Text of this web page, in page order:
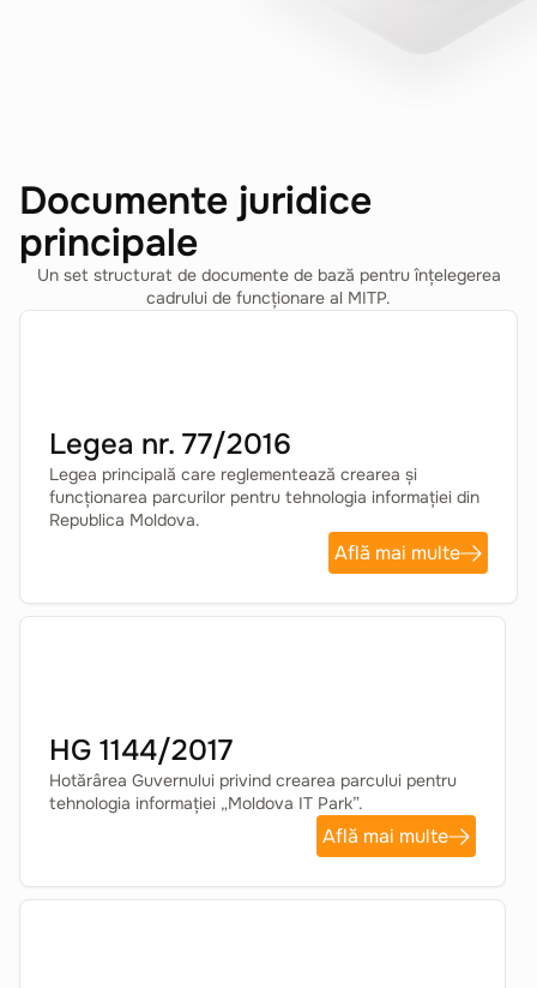
Documente juridice
principale
Un set structurat de documente de bază pentru înțelegerea
cadrului de funcționare al MITP.
Legea nr. 77/2016
Legea principală care reglementează crearea și
funcționarea parcurilor pentru tehnologia informației din
Republica Moldova.
Află mai multe
HG 1144/2017
Hotărârea Guvernului privind crearea parcului pentru
tehnologia informației „Moldova IT Park”.
Află mai multe